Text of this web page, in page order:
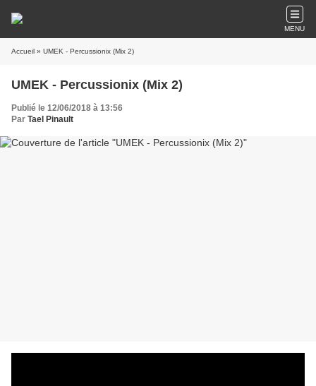
MENU
Accueil » UMEK - Percussionix (Mix 2)
UMEK - Percussionix (Mix 2)
Publié le 12/06/2018 à 13:56
Par Tael Pinault